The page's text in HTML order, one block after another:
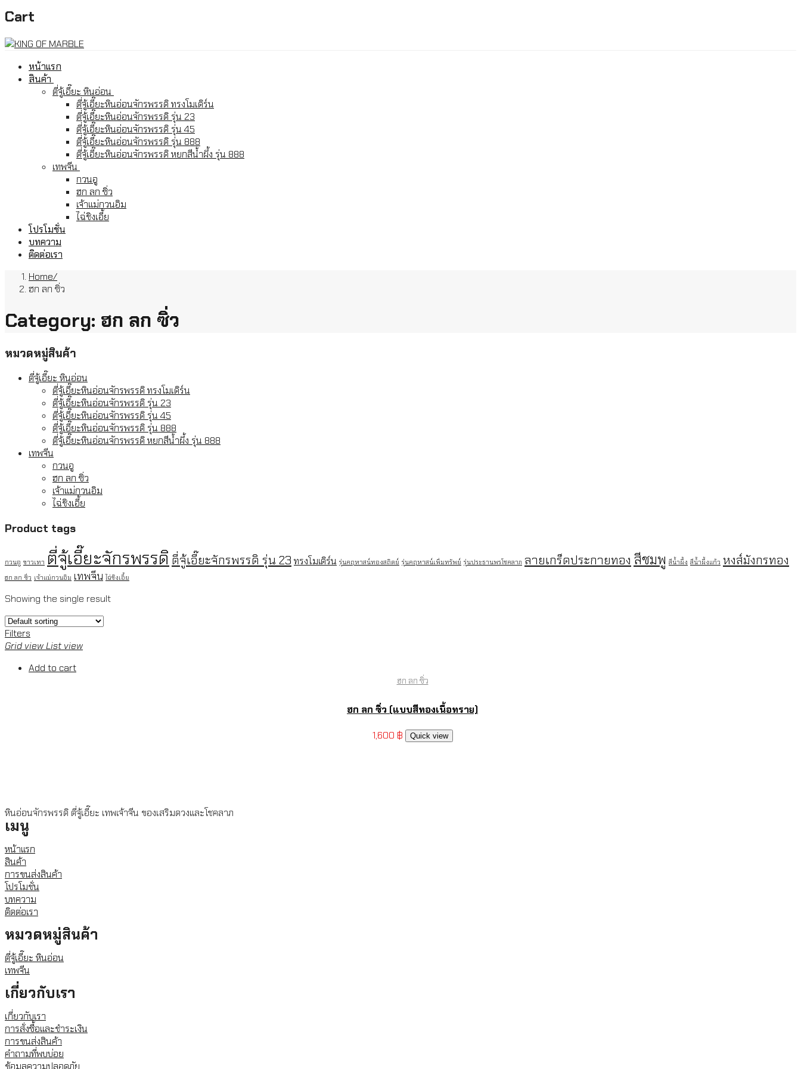
Cart
หน้าแรก
สินค้า
ตี่จู้เอี๊ยะ หินอ่อน
ตี่จู้เอี๊ยะหินอ่อนจักรพรรดิ ทรงโมเดิร์น
ตี่จู้เอี๊ยะหินอ่อนจักรพรรดิ รุ่น 23
ตี่จู้เอี๊ยะหินอ่อนจักรพรรดิ รุ่น 45
ตี่จู้เอี๊ยะหินอ่อนจักรพรรดิ รุ่น 888
ตี่จู้เอี๊ยะหินอ่อนจักรพรรดิ หยกสีน้ำผึ้ง รุ่น 888
เทพจีน
กวนอู
ฮก ลก ซิ่ว
เจ้าแม่กวนอิม
ไฉ่ชิงเอี้ย
โปรโมชั่น
บทความ
ติดต่อเรา
Home
ฮก ลก ซิ่ว
Category: ฮก ลก ซิ่ว
หมวดหมู่สินค้า
ตี่จู้เอี๊ยะ หินอ่อน
ตี่จู้เอี๊ยะหินอ่อนจักรพรรดิ ทรงโมเดิร์น
ตี่จู้เอี๊ยะหินอ่อนจักรพรรดิ รุ่น 23
ตี่จู้เอี๊ยะหินอ่อนจักรพรรดิ รุ่น 45
ตี่จู้เอี๊ยะหินอ่อนจักรพรรดิ รุ่น 888
ตี่จู้เอี๊ยะหินอ่อนจักรพรรดิ หยกสีน้ำผึ้ง รุ่น 888
เทพจีน
กวนอู
ฮก ลก ซิ่ว
เจ้าแม่กวนอิม
ไฉ่ชิงเอี้ย
Product tags
กวนอู ขาวเทา ตี่จู้เอี๊ยะจักรพรรดิ ตี่จู้เอี๊ยะจักรพรรดิ รุ่น 23 ทรงโมเดิร์น รุ่นคฤหาสน์ทองสถิตย์ รุ่นคฤหาสน์เพิ่มทรัพย์ รุ่นประธานพรโชคลาภ ลายเกร็ดประกายทอง สีชมพู สีน้ำผึ้ง สีน้ำผึ้งแก้ว หงส์มังกรทอง
ฮก ลก ซิ่ว เจ้าแม่กวนอิม เทพจีน ไฉ่ชิงเอี้ย
Showing the single result
Filters
Grid viewList view
Add to cart
ฮก ลก ซิ่ว
ฮก ลก ซิ่ว (แบบสีทองเนื้อทราย)
1,600 ฿ Quick view
หินอ่อนจักรพรรดิ ตี่จู้เอี๊ยะ เทพเจ้าจีน ของเสริมดวงและโชคลาภ
เมนู
หน้าแรก
สินค้า
การขนส่งสินค้า
โปรโมชั่น
บทความ
ติดต่อเรา
หมวดหมู่สินค้า
ตี่จู้เอี๊ยะ หินอ่อน
เทพจีน
เกี่ยวกับเรา
เกี่ยวกับเรา
การสั่งซื้อและชำระเงิน
การขนส่งสินค้า
คำถามที่พบบ่อย
ข้อมูลความปลอดภัย